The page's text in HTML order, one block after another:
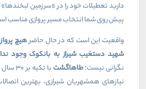
دارید تعطیلات خود را در «سرزمین
پیش روی شما انتخاب مسیر پروازی مناسب
واقعیت این است که در حال حاضرهیچ
شهید دستغیب شیراز به بانکوک وجود
نگرانی نیست؛طاهاگشت
با
نیازهای همشهریان شیرازی، بهترین